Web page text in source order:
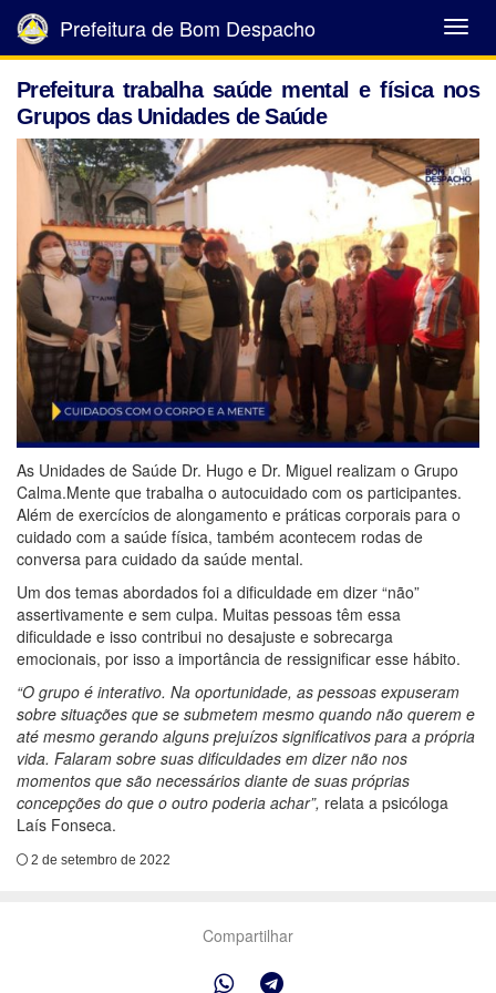
Abrir
Menu
Prefeitura de Bom Despacho
Prefeitura trabalha saúde mental e física nos
Grupos das Unidades de Saúde
As Unidades de Saúde Dr. Hugo e Dr. Miguel realizam o Grupo
Calma.Mente que trabalha o autocuidado com os participantes.
Além de exercícios de alongamento e práticas corporais para o
cuidado com a saúde física, também acontecem rodas de
conversa para cuidado da saúde mental.
Um dos temas abordados foi a dificuldade em dizer “não”
assertivamente e sem culpa. Muitas pessoas têm essa
dificuldade e isso contribui no desajuste e sobrecarga
emocionais, por isso a importância de ressignificar esse hábito.
“O grupo é interativo. Na oportunidade, as pessoas expuseram
sobre situações que se submetem mesmo quando não querem e
até mesmo gerando alguns prejuízos significativos para a própria
vida. Falaram sobre suas dificuldades em dizer não nos
momentos que são necessários diante de suas próprias
concepções do que o outro poderia achar”, relata a psicóloga
Laís Fonseca.
2 de setembro de 2022
Compartilhar